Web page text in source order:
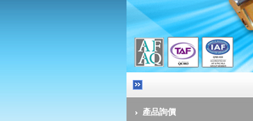
產品詢價